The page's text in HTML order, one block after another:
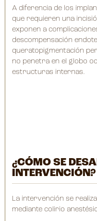
A diferencia de los
que requieren una
exponen a
descompensación
queratopigmentación
no penetra en el globo
estructuras internas.
¿CÓMO SE
INTERVENCIÓN?
La intervención se
mediante colirio